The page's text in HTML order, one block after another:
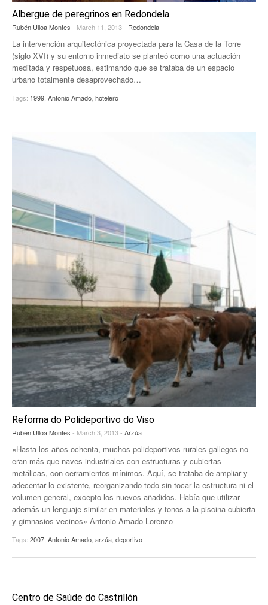
EUROPAN
Albergue de peregrinos en Redondela
Rubén Ulloa Montes - March 11, 2013 - Redondela
La intervención arquitectónica proyectada para la Casa de la Torre
(siglo XVI) y su entorno inmediato se planteó como una actuación
meditada y respetuosa, estimando que se trataba de un espacio
urbano totalmente desaprovechado…
Tags: 1999 Antonio Amado hotelero
Reforma do Polideportivo do Viso
Rubén Ulloa Montes - March 3, 2013 - Arzúa
«Hasta los años ochenta, muchos polideportivos rurales gallegos no
eran más que naves industriales con estructuras y cubiertas
metálicas, con cerramientos mínimos. Aquí, se trataba de ampliar y
adecentar lo existente, reorganizando todo sin tocar la estructura ni el
volumen general, excepto los nuevos añadidos. Había que utilizar
además un lenguaje similar en materiales y tonos a la piscina cubierta
y gimnasios vecinos» Antonio Amado Lorenzo
Tags: 2007, Antonio Amado, arzúa, deportivo
Centro de Saúde do Castrillón